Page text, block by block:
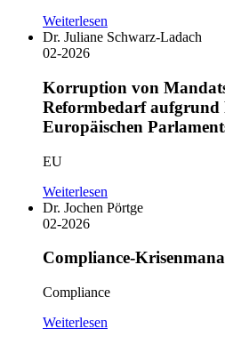
Weiterlesen
Dr. Juliane Schwarz-Ladach
02-2026
Korruption von
Reformbedarf aufgrund
Europäischen
EU
Weiterlesen
Dr. Jochen Pörtge
02-2026
Compliance-
Compliance
Weiterlesen